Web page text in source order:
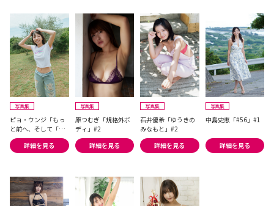
写真集
ピョ・ウンジ「もっ
と前へ、そして「そ
の先」へ―― Another
Edition」#1
詳細を見る
写真集
原つむぎ「規格外ボ
ディ」#2
詳細を見る
写真集
石井優希「ゆうきの
みなもと」#2
詳細を見る
写真集
中島史恵「#56」#1
詳細を見る